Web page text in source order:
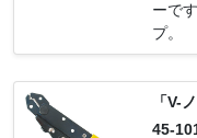
ーで
プ。
「V-
45-